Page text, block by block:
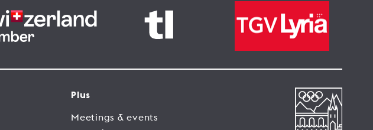
Plus
Meetings & events